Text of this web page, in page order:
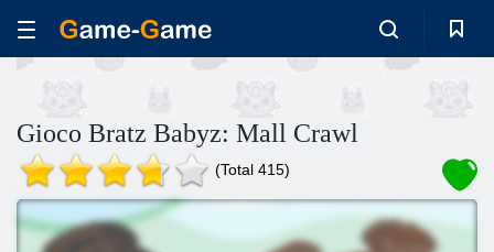
Gioco Bratz Babyz: Mall Crawl
(Total 415)